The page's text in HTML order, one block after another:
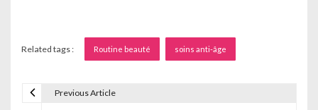
Related tags : Routine beauté soins anti-âge
Previous Article